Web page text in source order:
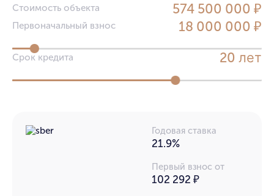
Стоимость объекта 574 500 000 ₽
Первоначальный взнос 18 000 000 ₽
Срок кредита 20 лет
Годовая ставка
21.9%
Первый взнос от
102 292 ₽